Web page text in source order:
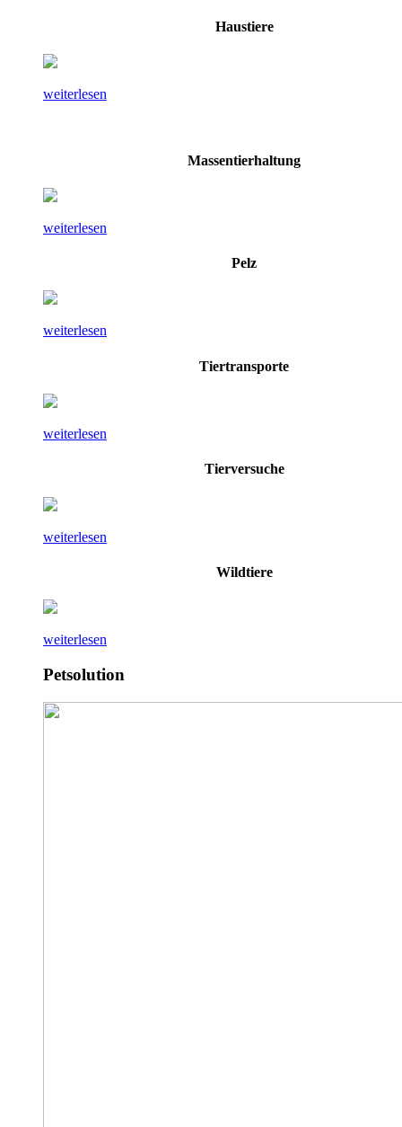
Haustiere
weiterlesen
Massentierhaltung
weiterlesen
Pelz
weiterlesen
Tiertransporte
weiterlesen
Tierversuche
weiterlesen
Wildtiere
weiterlesen
Petsolution